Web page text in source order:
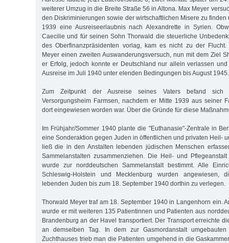
weiterer Umzug in die Breite Straße 56 in Altona. Max Meyer
den Diskriminierungen sowie der wirtschaftlichen Misere zu finden
1939 eine Ausreiseerlaubnis nach Alexandrette in Syrien.
Caecilie und für seinen Sohn Thorwald die steuerliche
des Oberfinanzpräsidenten vorlag, kam es nicht zu der
Meyer einen zweiten Auswanderungsversuch, nun mit dem Ziel
er Erfolg, jedoch konnte er Deutschland nur allein verlassen
Ausreise im Juli 1940 unter elenden Bedingungen bis August 1945.
Zum Zeitpunkt der Ausreise seines Vaters befand sich
Versorgungsheim Farmsen, nachdem er Mitte 1939 aus seiner
dort eingewiesen worden war. Über die Gründe für diese
Im Frühjahr/Sommer 1940 plante die "Euthanasie"-Zentrale in
eine Sonderaktion gegen Juden in öffentlichen und privaten Heil-
ließ die in den Anstalten lebenden jüdischen Menschen
Sammelanstalten zusammenziehen. Die Heil- und
wurde zur norddeutschen Sammelanstalt bestimmt. Alle
Schleswig-Holstein und Mecklenburg wurden angewiesen,
lebenden Juden bis zum 18. September 1940 dorthin zu verlegen.
Thorwald Meyer traf am 18. September 1940 in Langenhorn ein.
wurde er mit weiteren 135 Patientinnen und Patienten aus
Brandenburg an der Havel transportiert. Der Transport erreichte
an demselben Tag. In dem zur Gasmordanstalt
Zuchthauses trieb man die Patienten umgehend in die